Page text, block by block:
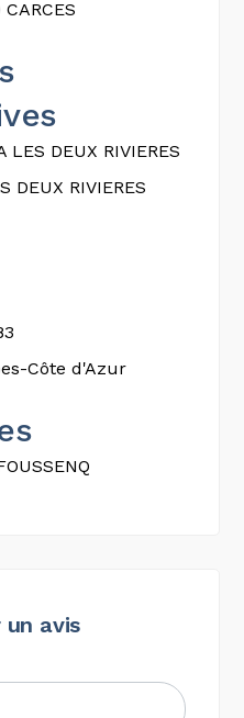
LES DEUX RIVIERES
DEUX RIVIERES
Côte d'Azur
avis